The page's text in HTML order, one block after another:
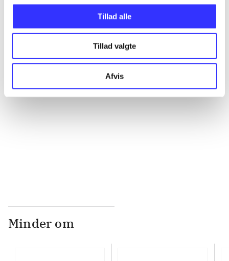
Tillad alle
Tillad valgte
Afvis
Minder om